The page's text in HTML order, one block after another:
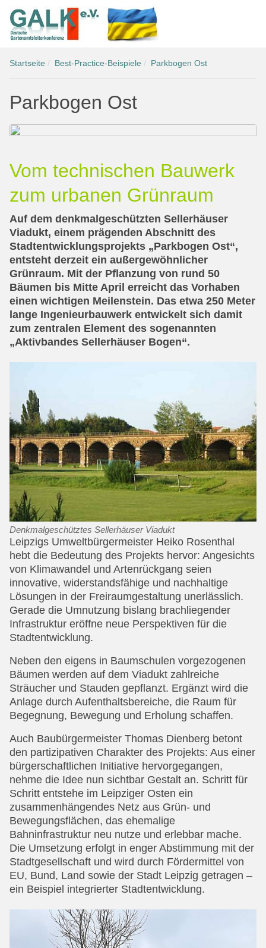
Startseite Best-Practice-Beispiele Parkbogen Ost
Parkbogen Ost
Vom technischen Bauwerk
zum urbanen Grünraum
Auf dem denkmalgeschützten Sellerhäuser
Viadukt, einem prägenden Abschnitt des
Stadtentwicklungsprojekts „Parkbogen Ost“,
entsteht derzeit ein außergewöhnlicher
Grünraum. Mit der Pflanzung von rund 50
Bäumen bis Mitte April erreicht das Vorhaben
einen wichtigen Meilenstein. Das etwa 250 Meter
lange Ingenieurbauwerk entwickelt sich damit
zum zentralen Element des sogenannten
„Aktivbandes Sellerhäuser Bogen“.
Denkmalgeschütztes Sellerhäuser Viadukt
Leipzigs Umweltbürgermeister Heiko Rosenthal
hebt die Bedeutung des Projekts hervor: Angesichts
von Klimawandel und Artenrückgang seien
innovative, widerstandsfähige und nachhaltige
Lösungen in der Freiraumgestaltung unerlässlich.
Gerade die Umnutzung bislang brachliegender
Infrastruktur eröffne neue Perspektiven für die
Stadtentwicklung.
Neben den eigens in Baumschulen vorgezogenen
Bäumen werden auf dem Viadukt zahlreiche
Sträucher und Stauden gepflanzt. Ergänzt wird die
Anlage durch Aufenthaltsbereiche, die Raum für
Begegnung, Bewegung und Erholung schaffen.
Auch Baubürgermeister Thomas Dienberg betont
den partizipativen Charakter des Projekts: Aus einer
bürgerschaftlichen Initiative hervorgegangen,
nehme die Idee nun sichtbar Gestalt an. Schritt für
Schritt entstehe im Leipziger Osten ein
zusammenhängendes Netz aus Grün- und
Bewegungsflächen, das ehemalige
Bahninfrastruktur neu nutze und erlebbar mache.
Die Umsetzung erfolgt in enger Abstimmung mit der
Stadtgesellschaft und wird durch Fördermittel von
EU, Bund, Land sowie der Stadt Leipzig getragen –
ein Beispiel integrierter Stadtentwicklung.